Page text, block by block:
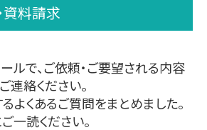
資料請求
ルで、ご依頼・ご要望される内容
連絡ください。
よくあるご質問をまとめました。
一読ください。